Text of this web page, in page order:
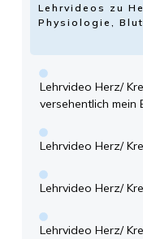
Lehrvideos zu
Physiologie,
Lehrvideo Herz/
versehentlich mein
Lehrvideo Herz/
Lehrvideo Herz/
Lehrvideo Herz/